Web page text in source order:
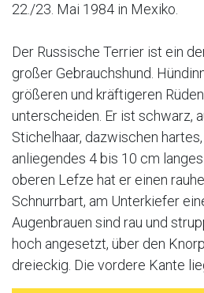
22./23. Mai 1984 in Mexiko.
Der Russische Terrier ist ein
großer Gebrauchshund.
größeren und kräftigeren
unterscheiden. Er ist schwarz,
Stichelhaar, dazwischen
anliegendes 4 bis 10 cm langes
oberen Lefze hat er einen
Schnurrbart, am Unterkiefer
Augenbrauen sind rau und
hoch angesetzt, über den
dreieckig. Die vordere Kante